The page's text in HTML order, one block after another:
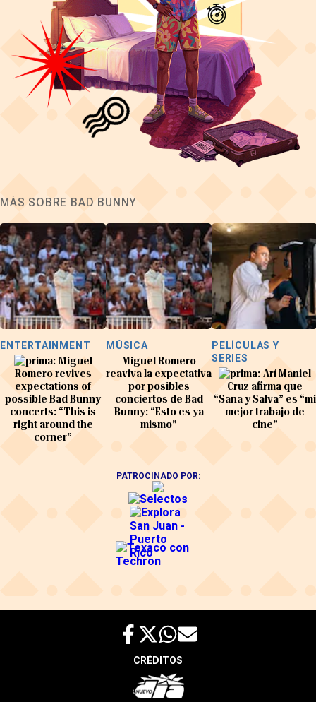
MÁS SOBRE BAD BUNNY
ENTERTAINMENT
Miguel
Romero revives
expectations of
possible Bad Bunny
concerts: “This is
right around the
corner”
MÚSICA
Miguel Romero
reaviva la expectativa
por posibles
conciertos de Bad
Bunny: “Esto es ya
mismo”
PELÍCULAS Y
SERIES
Arí Maniel
Cruz afirma que
“Sana y Salva” es “mi
mejor trabajo de
cine”
PATROCINADO POR:
CRÉDITOS